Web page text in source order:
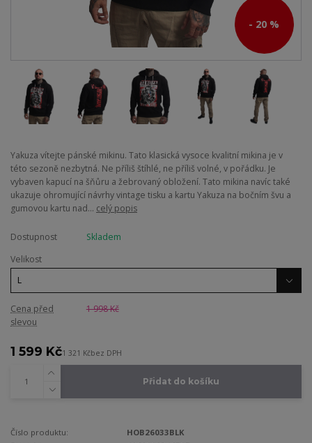
- 20 %
Yakuza vítejte pánské mikinu. Tato klasická vysoce kvalitní mikina je v
této sezoně nezbytná. Ne příliš štíhlé, ne příliš volné, v pořádku. Je
vybaven kapucí na šňůru a žebrovaný obložení. Tato mikina navíc také
ukazuje ohromující návrhy vintage tisku a kartu Yakuza na bočním švu a
gumovou kartu nad... celý popis
Dostupnost
Skladem
Velikost
Cena před
slevou
1 998 Kč
1 599 Kč1 321 Kčbez DPH
Přidat do košíku
Číslo produktu:
HOB26033BLK